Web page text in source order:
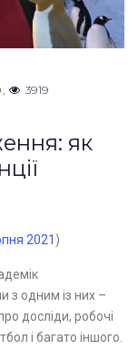
3919
як
2021 )
з одним із них –
досліди, робочі
і багато іншого.